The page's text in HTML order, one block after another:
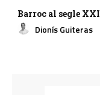
Barroc al segle XXI
Dionís Guiteras